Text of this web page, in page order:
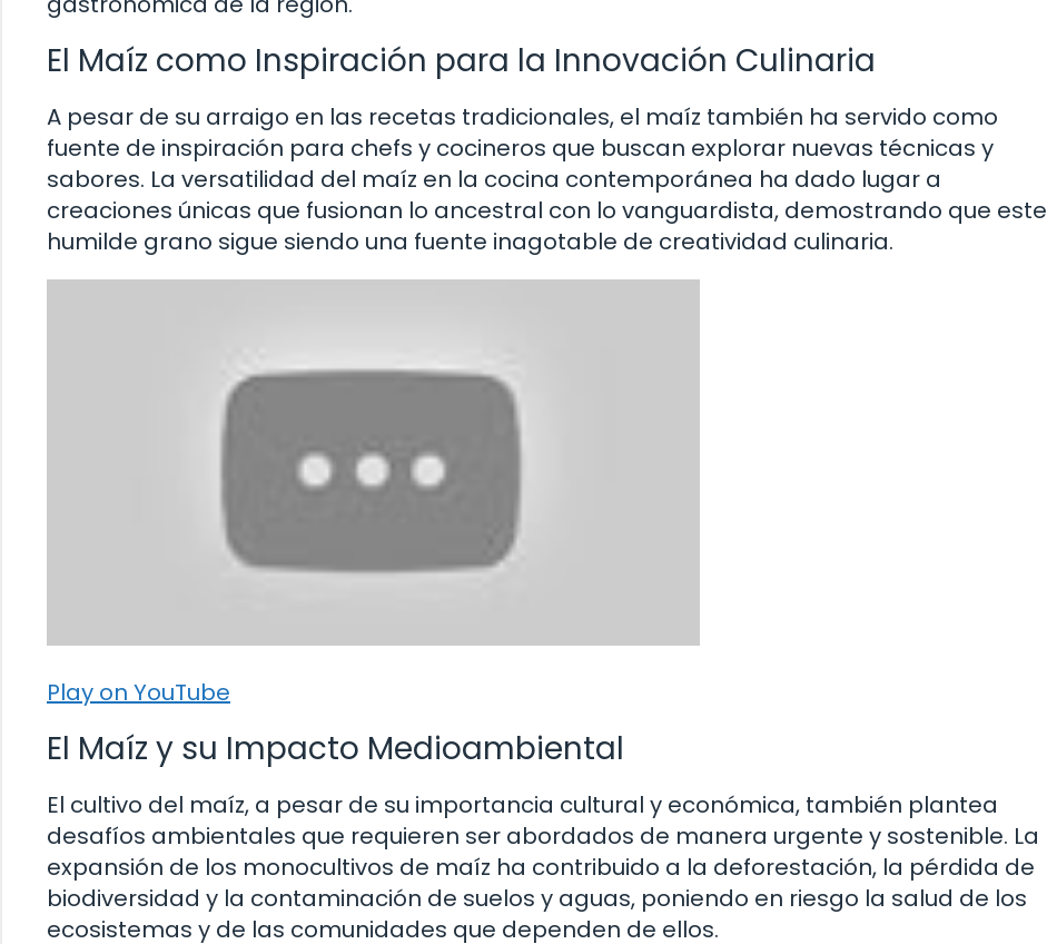
El Maíz como Inspiración para la Innovación Culinaria
A pesar de su arraigo en las recetas tradicionales, el maíz también ha servido como
fuente de inspiración para chefs y cocineros que buscan explorar nuevas técnicas y
sabores. La versatilidad del maíz en la cocina contemporánea ha dado lugar a
creaciones únicas que fusionan lo ancestral con lo vanguardista, demostrando que este
humilde grano sigue siendo una fuente inagotable de creatividad culinaria.
Play on YouTube
El Maíz y su Impacto Medioambiental
El cultivo del maíz, a pesar de su importancia cultural y económica, también plantea
desafíos ambientales que requieren ser abordados de manera urgente y sostenible. La
expansión de los monocultivos de maíz ha contribuido a la deforestación, la pérdida de
biodiversidad y la contaminación de suelos y aguas, poniendo en riesgo la salud de los
ecosistemas y de las comunidades que dependen de ellos.